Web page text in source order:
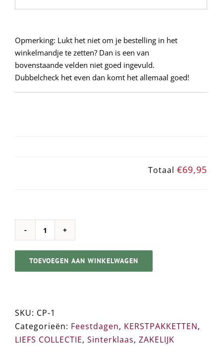
Opmerking: Lukt het niet om je bestelling in het
winkelmandje te zetten? Dan is een van
bovenstaande velden niet goed ingevuld.
Dubbelcheck het even dan komt het allemaal goed!
Totaal €69,95
PLUK
DE
DAG
Kerstpakket
aantal
TOEVOEGEN AAN WINKELWAGEN
SKU: CP-1
Categorieën: Feestdagen, KERSTPAKKETTEN,
LIEFS COLLECTIE, Sinterklaas, ZAKELIJK